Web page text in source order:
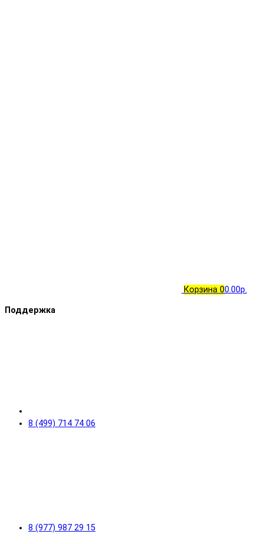
Корзина 00.00р.
Поддержка
8 (499) 714 74 06
8 (977) 987 29 15